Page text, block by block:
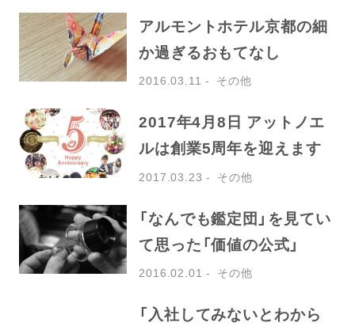
アルモントホテル京都の細
か過ぎるおもてなし
2016.03.11 その他
2017年4月8日 アットノエ
ルは創業5周年を迎えます
2017.03.23 その他
「なんでも鑑定団」を見てい
て思った「価値の公式」
2016.02.01 その他
「入社してみないとわから